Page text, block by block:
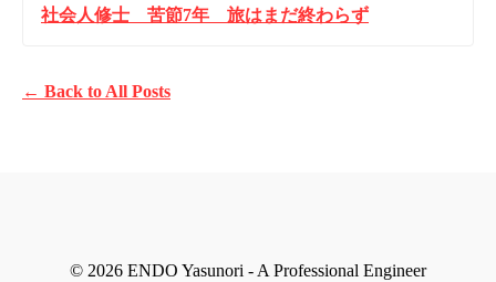
社会人修士 苦節7年 旅はまだ終わらず
← Back to All Posts
© 2026 ENDO Yasunori - A Professional Engineer